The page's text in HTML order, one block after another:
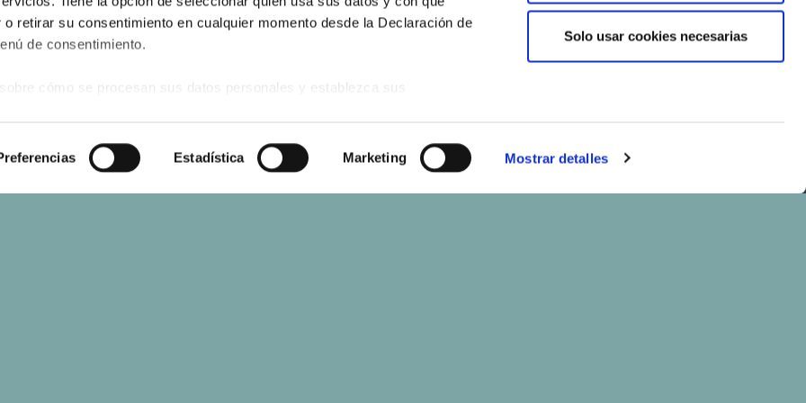
retirar su consentimiento en cualquier momento desde la Declaración de
de consentimiento.
cómo se procesan sus datos personales y establezca sus
se usan para personalizar el contenido y los anuncios, ofrecer funciones
el tráfico. Además, compartimos información sobre el uso que haga del
Estadística Marketing Mostrar detalles
Solo usar cookies necesarias